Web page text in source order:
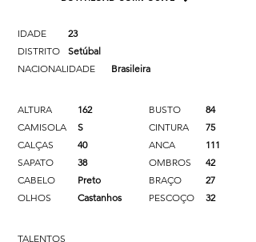
IDADE
23
DISTRITO
Setúbal
NACIONALIDADE
Brasileira
ALTURA
162
CAMISOLA
S
CALÇAS
40
SAPATO
38
CABELO
Preto
OLHOS
Castanhos
BUSTO
84
CINTURA
75
ANCA
111
OMBROS
42
BRAÇO
27
PESCOÇO
32
TALENTOS